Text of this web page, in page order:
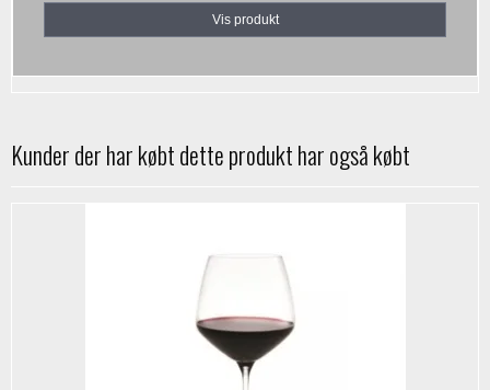
Vis produkt
Kunder der har købt dette produkt har også købt